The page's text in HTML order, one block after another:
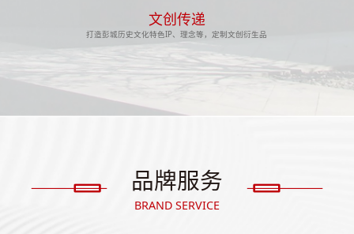
文创传递
打造彭城历史文化特色IP、理念等，定制文创衍生品
品牌服务
BRAND SERVICE